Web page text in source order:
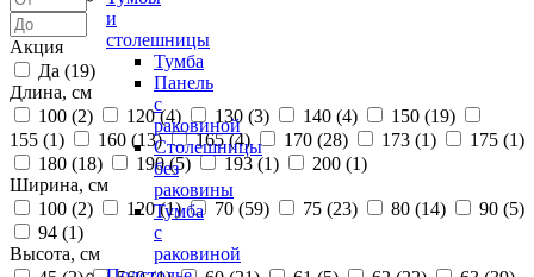
и
столешницы
Тумба
Панель
с
раковиной
Столешницы
без
раковины
Тумба
с
раковиной
Акция
Да (19)
Длина, см
100 (2) 120 (4) 130 (3) 140 (4) 150 (19)
155 (1) 160 (13) 165 (4) 170 (28) 173 (1) 175 (1)
180 (18) 190 (5) 193 (1) 200 (1)
Ширина, см
100 (2) 120 (1) 70 (59) 75 (23) 80 (14) 90 (5)
94 (1)
Высота, см